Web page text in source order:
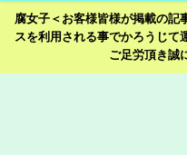
腐女子＜お客様皆様が掲載の記
スを利用される事でかろうじて
ご足労頂き誠